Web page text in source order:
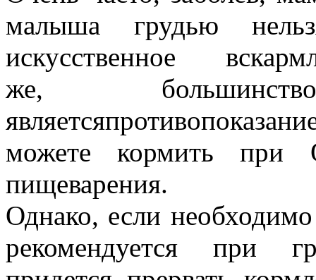
малыша грудью
искусственное
же,
можете кормить при
пищеварения.
Однако, если
рекомендуется при